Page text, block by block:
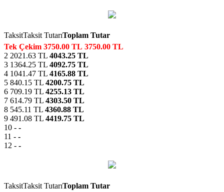
TaksitTaksit TutarıToplam Tutar
Tek Çekim 3750.00 TL 3750.00 TL
2 2021.63 TL 4043.25 TL
3 1364.25 TL 4092.75 TL
4 1041.47 TL 4165.88 TL
5 840.15 TL 4200.75 TL
6 709.19 TL 4255.13 TL
7 614.79 TL 4303.50 TL
8 545.11 TL 4360.88 TL
9 491.08 TL 4419.75 TL
10 - -
11 - -
12 - -
TaksitTaksit TutarıToplam Tutar